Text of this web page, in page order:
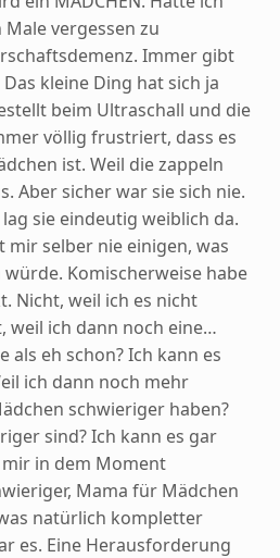
vergessen zu
Immer gibt
kleine Ding hat sich ja
beim Ultraschall und die
völlig frustriert, dass es
ist. Weil die zappeln
Aber sicher war sie sich nie.
sie eindeutig weiblich da.
selber nie einigen, was
Komischerweise habe
Nicht, weil ich es nicht
weil ich dann noch eine…
als eh schon? Ich kann es
ich dann noch mehr
schwieriger haben?
sind? Ich kann es gar
in dem Moment
Mama für Mädchen
natürlich kompletter
es. Eine Herausforderung